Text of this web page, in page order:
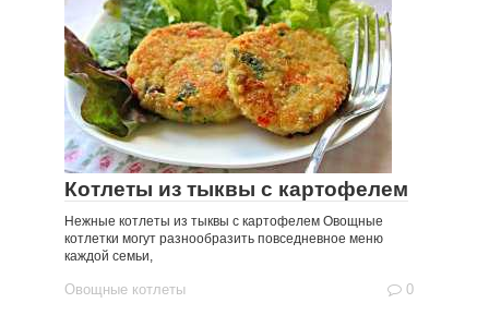
Котлеты из тыквы с картофелем
Нежные котлеты из тыквы с картофелем Овощные
котлетки могут разнообразить повседневное меню
каждой семьи,
Овощные котлеты 0